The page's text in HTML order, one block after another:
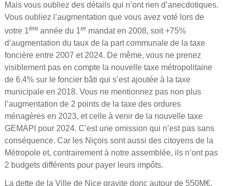
Mais vous oubliez des détails qui n’ont rien d’anecdotiques.
Vous oubliez l’augmentation que vous avez voté lors de
votre 1èreannée du 1er mandat en 2008, soit +75%
d’augmentation du taux de la part communale de la taxe
foncière entre 2007 et 2024. De même, vous ne prenez
visiblement pas en compte la nouvelle taxe métropolitaine
de 6.4% sur le foncier bâti qui s’est ajoutée à la taxe
municipale en 2018. Vous ne mentionnez pas non plus
l’augmentation de 2 points de la taxe des ordures
ménagères en 2023, et celle à venir de la nouvelle taxe
GEMAPI pour 2024. C’est une omission qui n’est pas sans
conséquence. Car les Niçois sont aussi des citoyens de la
Métropole et, contrairement à notre assemblée, ils n’ont pas
2 budgets différents pour payer leurs impôts.
La dette de la Ville de Nice gravite donc autour de 550M€.